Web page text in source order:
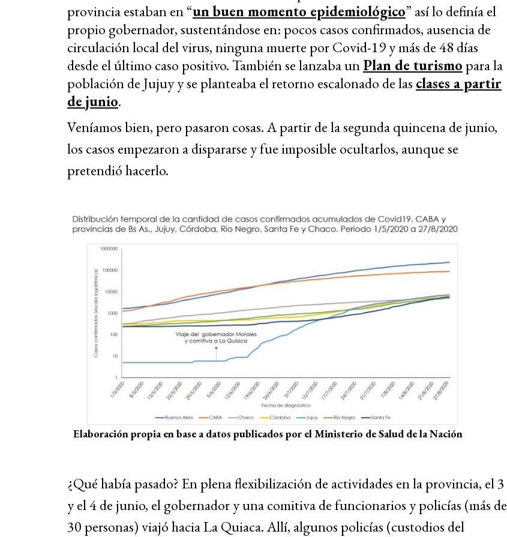
provincia estaban en “un buen momento epidemiológico” así lo definía el
propio gobernador, sustentándose en: pocos casos confirmados, ausencia de
circulación local del virus, ninguna muerte por Covid-19 y más de 48 días
desde el último caso positivo. También se lanzaba unPlan de turismo para la
población de Jujuy y se planteaba el retorno escalonado de las clases a partir
de junio.
Veníamos bien, pero pasaron cosas. A partir de la segunda quincena de junio,
los casos empezaron a dispararse y fue imposible ocultarlos, aunque se
pretendió hacerlo.
Elaboración propia en base a datos publicados por el Ministerio de Salud de la Nación
¿Qué había pasado? En plena flexibilización de actividades en la provincia, el 3
y el 4 de junio, el gobernador y una comitiva de funcionarios y policías (más de
30 personas) viajó hacia La Quiaca. Allí, algunos policías (custodios del